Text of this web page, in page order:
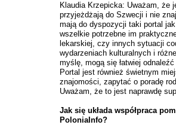
Klaudia Krzepicka: Uważam, że
przyjeżdżają do Szwecji i nie
mają do dyspozycji taki portal
wszelkie potrzebne im
lekarskiej, czy innych sytuacji
wydarzeniach kulturalnych i
myślę, mogą się łatwiej
Portal jest również świetnym
znajomości, zapytać o poradę
Uważam, że to jest naprawdę
Jak się układa współpraca
PoloniaInfo?